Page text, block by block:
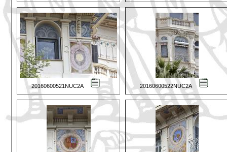
20160600521NUC2A 20160600522NUC2A